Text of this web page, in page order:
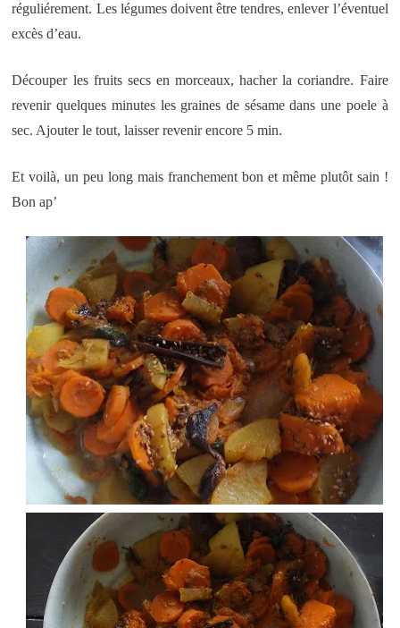
réguliérement. Les légumes doivent être tendres, enlever l’éventuel
excès d’eau.
Découper les fruits secs en morceaux, hacher la coriandre. Faire
revenir quelques minutes les graines de sésame dans une poele à
sec. Ajouter le tout, laisser revenir encore 5 min.
Et voilà, un peu long mais franchement bon et même plutôt sain !
Bon ap’